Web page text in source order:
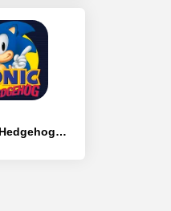
Sonic the Hedgehog™ Classic